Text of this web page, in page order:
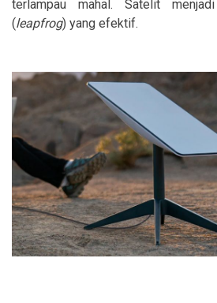
terlampau mahal. Satelit
(leapfrog) yang efektif.